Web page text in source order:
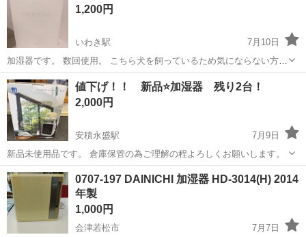
1,200円
いわき駅
7月10日
加湿器です。 数回使用。 こちら犬を飼っているため気にならない方の
みお願いします。
福島 いわき市 いわき駅 季節、空調家電
値下げ！！ 新品⭐️加湿器 残り2台！
2,000円
安積永盛駅
7月9日
新品未使用品です。 倉庫保管の為ご理解の程よろしくお願いします。
福島 郡山市 安積永盛駅 季節、空調家電 新品
0707-197 DAINICHI 加湿器 HD-3014(H) 2014
年製
1,000円
会津若松市
7月7日